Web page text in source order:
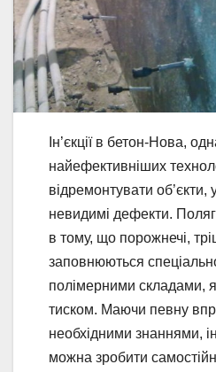
Ін’єкції в бетон-Нова,
найефективніших
відремонтувати об’єкти,
невидимі дефекти.
в тому, що порожнечі,
заповнюються
полімерними складами,
тиском. Маючи певну
необхідними знаннями,
можна зробити